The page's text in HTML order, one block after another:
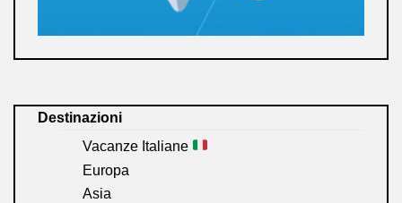
Destinazioni
Vacanze Italiane
Europa
Asia